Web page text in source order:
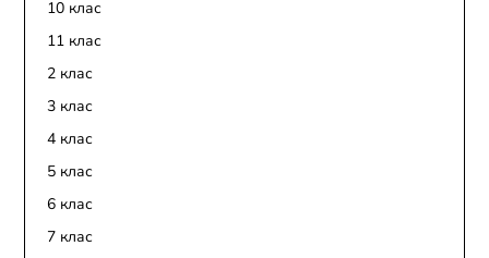
10 клас
11 клас
2 клас
3 клас
4 клас
5 клас
6 клас
7 клас